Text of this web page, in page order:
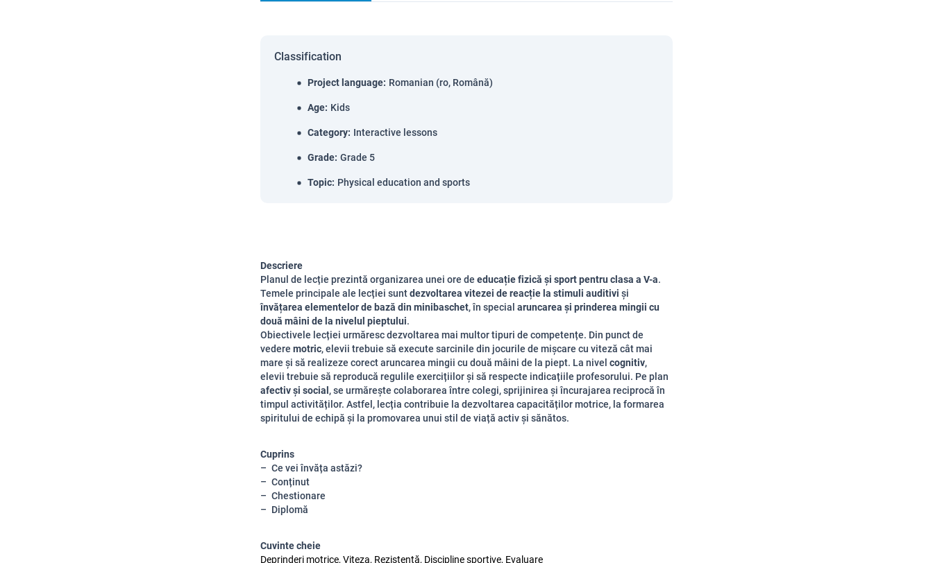
Classification
Project language: Romanian (ro, Română)
Age: Kids
Category: Interactive lessons
Grade: Grade 5
Topic: Physical education and sports
Descriere
Planul de lecție prezintă organizarea unei ore de educație fizică și sport pentru clasa a V-a.
Temele principale ale lecției suntdezvoltarea vitezei de reacție la stimuli auditivi și
învățarea elementelor de bază din minibaschet, în special aruncarea și prinderea mingii cu
două mâini de la nivelul pieptului.
Obiectivele lecției urmăresc dezvoltarea mai multor tipuri de competențe. Din punct de
vedere motric, elevii trebuie să execute sarcinile din jocurile de mișcare cu viteză cât mai
mare și să realizeze corect aruncarea mingii cu două mâini de la piept. La nivel cognitiv,
elevii trebuie să reproducă regulile exercițiilor și să respecte indicațiile profesorului. Pe plan
afectiv și social , se urmărește colaborarea între colegi, sprijinirea și încurajarea reciprocă în
timpul activităților. Astfel, lecția contribuie la dezvoltarea capacităților motrice, la formarea
spiritului de echipă și la promovarea unui stil de viață activ și sănătos.
Cuprins
Ce vei învăța astăzi?
Conținut
Chestionare
Diplomă
Cuvinte cheie
Deprinderi motrice, Viteza, Rezistență, Discipline sportive, Evaluare